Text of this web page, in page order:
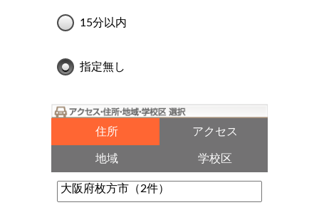
15分以内
指定無し
住所 アクセス
地域 学校区